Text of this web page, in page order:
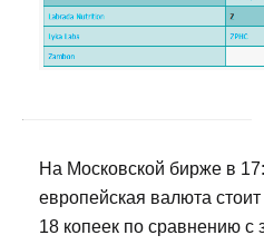
На Московской бирже в
европейская валюта
18 копеек по сравнению с